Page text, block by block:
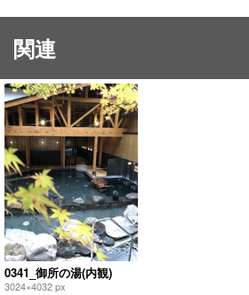
関連
0341_御所の湯(内観)
3024×4032 px